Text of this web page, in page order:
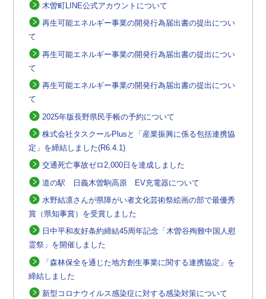
木曽町LINE公式アカウントについて
再生可能エネルギー事業の開発行為届出書の提出につい
て
再生可能エネルギー事業の開発行為届出書の提出につい
て
再生可能エネルギー事業の開発行為届出書の提出につい
て
2025年版長野県民手帳の予約について
株式会社タスクールPlusと「産業振興に係る包括連携協
定」を締結しました(R6.4.1)
交通死亡事故ゼロ2,000日を達成しました
道の駅 日義木曽駒高原 EV充電器について
水野結凛さんが県障がい者文化芸術祭絵画の部で最優秀
賞（県知事賞）を受賞しました
日中平和友好条約締結45周年記念「木曽谷殉難中国人慰
霊祭」を開催しました
「森林保全を通じた地方創生事業に関する連携協定」を
締結しました
新型コロナウイルス感染症に対する感染対策について